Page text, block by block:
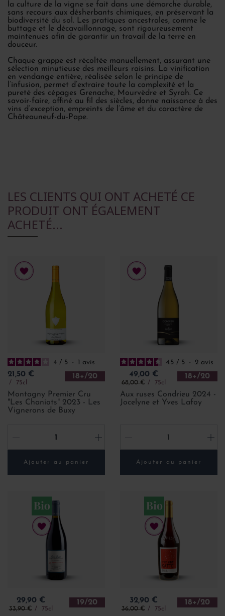
la culture de la vigne se fait dans une démarche durable,
sans recours aux désherbants chimiques, en préservant la
biodiversité du sol. Les pratiques ancestrales, comme le
buttage et le décavaillonnage, sont rigoureusement
maintenues afin de garantir un travail de la terre en
douceur.
Chaque grappe est récoltée manuellement, assurant une
sélection minutieuse des meilleurs raisins. La vinification
en vendange entière, réalisée selon le principe de
l’infusion, permet d’extraire toute la complexité et la
pureté des cépages Grenache, Mourvèdre et Syrah. Ce
savoir-faire, affiné au fil des siècles, donne naissance à des
vins d’exception, empreints de l’âme et du caractère de
Châteauneuf-du-Pape.
LES CLIENTS QUI ONT ACHETÉ CE
PRODUIT ONT ÉGALEMENT
ACHETÉ...
4 / 5 - 1 avis
Prix
21,50 €
75cl
18+/20
Montagny Premier Cru
"Les Chaniots" 2023 - Les
Vignerons de Buxy
- +
Ajouter au panier
4.5 / 5 - 2 avis
Prix
49,00 €
Prix de base
68,00 € 75cl
18+/20
Aux ruses Condrieu 2024 -
Jocelyne et Yves Lafoy
- +
Ajouter au panier
Prix
29,90 €
Prix de base
33,90 € 75cl
19/20 Prix
32,90 €
Prix de base
36,00 € 75cl
18+/20